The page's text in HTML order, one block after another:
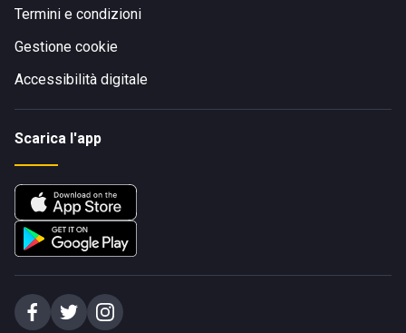
Termini e condizioni
Gestione cookie
Accessibilità digitale
Scarica l'app